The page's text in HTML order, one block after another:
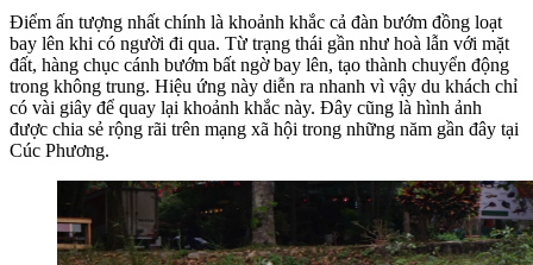
Điểm ấn tượng nhất chính là khoảnh khắc cả đàn bướm đồng loạt
bay lên khi có người đi qua. Từ trạng thái gần như hoà lẫn với mặt
đất, hàng chục cánh bướm bất ngờ bay lên, tạo thành chuyển động
trong không trung. Hiệu ứng này diễn ra nhanh vì vậy du khách chỉ
có vài giây để quay lại khoảnh khắc này. Đây cũng là hình ảnh
được chia sẻ rộng rãi trên mạng xã hội trong những năm gần đây tại
Cúc Phương.